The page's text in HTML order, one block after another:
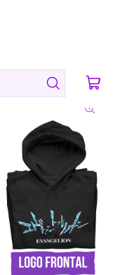
Blue Express a
EVANGELION